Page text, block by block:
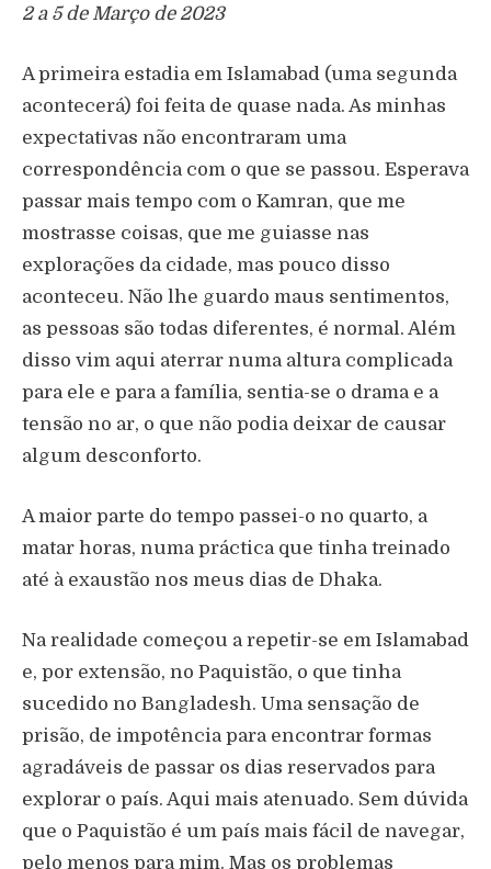
2 a 5 de Março de 2023
A primeira estadia em Islamabad (uma segunda
acontecerá) foi feita de quase nada. As minhas
expectativas não encontraram uma
correspondência com o que se passou. Esperava
passar mais tempo com o Kamran, que me
mostrasse coisas, que me guiasse nas
explorações da cidade, mas pouco disso
aconteceu. Não lhe guardo maus sentimentos,
as pessoas são todas diferentes, é normal. Além
disso vim aqui aterrar numa altura complicada
para ele e para a família, sentia-se o drama e a
tensão no ar, o que não podia deixar de causar
algum desconforto.
A maior parte do tempo passei-o no quarto, a
matar horas, numa práctica que tinha treinado
até à exaustão nos meus dias de Dhaka.
Na realidade começou a repetir-se em Islamabad
e, por extensão, no Paquistão, o que tinha
sucedido no Bangladesh. Uma sensação de
prisão, de impotência para encontrar formas
agradáveis de passar os dias reservados para
explorar o país. Aqui mais atenuado. Sem dúvida
que o Paquistão é um país mais fácil de navegar,
pelo menos para mim. Mas os problemas